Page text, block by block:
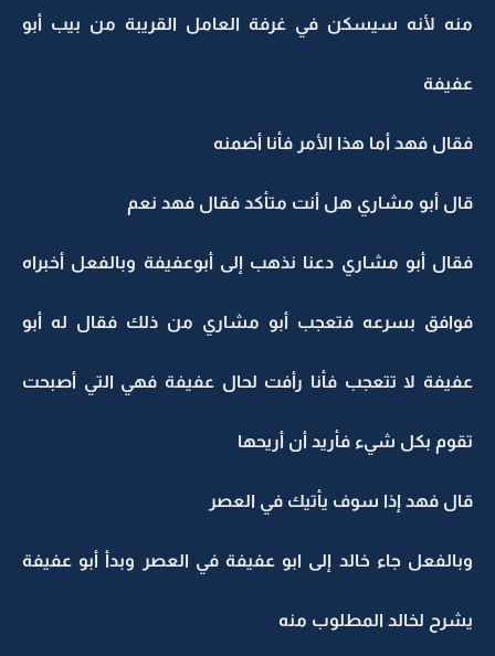
منه لأنه سيسكن في غرفة العامل القريبة من بيب أبو
عفيفة
فقال فهد أما هذا الأمر فأنا أضمنه
قال أبو مشاري هل أنت متأكد فقال فهد نعم
فقال أبو مشاري دعنا نذهب إلى أبوعفيفة وبالفعل أخبراه
فوافق بسرعه فتعجب أبو مشاري من ذلك فقال له أبو
عفيفة لا تتعجب فأنا رأفت لحال عفيفة فهي التي أصبحت
تقوم بكل شيء فأريد أن أريحها
قال فهد إذا سوف يأتيك في العصر
وبالفعل جاء خالد إلى ابو عفيفة في العصر وبدأ أبو عفيفة
يشرح لخالد المطلوب منه